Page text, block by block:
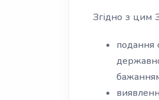
Згідно з цим
подання